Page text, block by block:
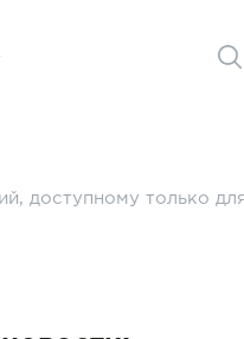
доступному только